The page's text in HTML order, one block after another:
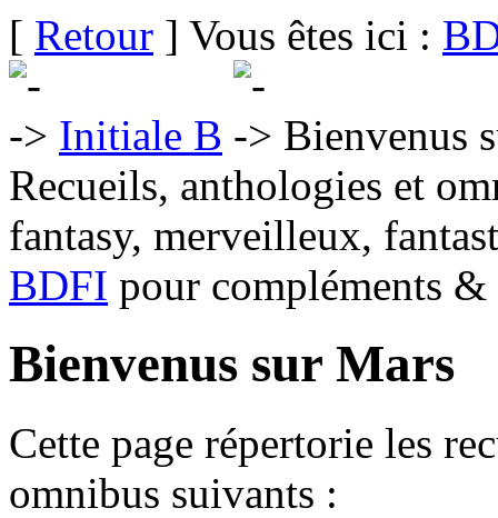
[ Retour ] Vous êtes ici :
Initiale B
Bienvenus
Recueils, anthologies et
fantasy, merveilleux,
BDFI pour compléments
Bienvenus sur Mars
Cette page répertorie les
omnibus suivants :